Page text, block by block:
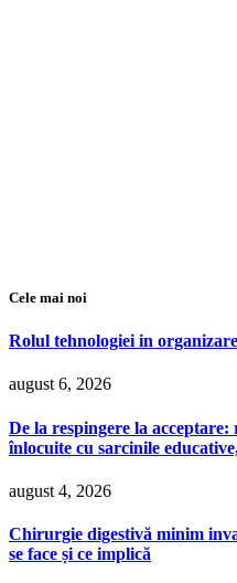
Cele mai noi
Rolul tehnologiei in
august 6, 2026
De la respingere la
înlocuite cu sarcinile
august 4, 2026
Chirurgie digestivă minim
se face și ce implică